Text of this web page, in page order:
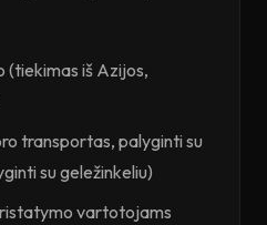
(tiekimas iš Azijos,
transportas, palyginti su
su geležinkeliu)
vartotojams